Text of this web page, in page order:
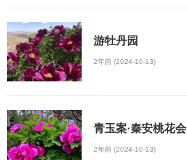
游牡丹园
2年前 (2024-10-13)
青玉案·秦安桃花会
2年前 (2024-10-13)